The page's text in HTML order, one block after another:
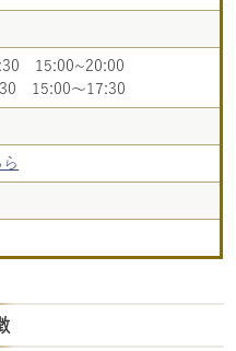
15:00~20:00
15:00～17:30